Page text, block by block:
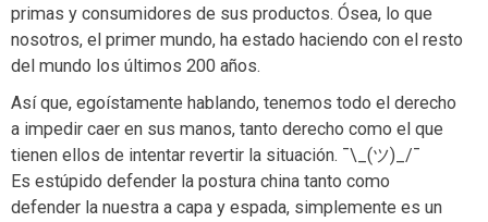
primas y consumidores de sus productos. Ósea, lo que
nosotros, el primer mundo, ha estado haciendo con el resto
del mundo los últimos 200 años.
Así que, egoístamente hablando, tenemos todo el derecho
a impedir caer en sus manos, tanto derecho como el que
tienen ellos de intentar revertir la situación. ¯\_(ツ)_/¯
Es estúpido defender la postura china tanto como
defender la nuestra a capa y espada, simplemente es un